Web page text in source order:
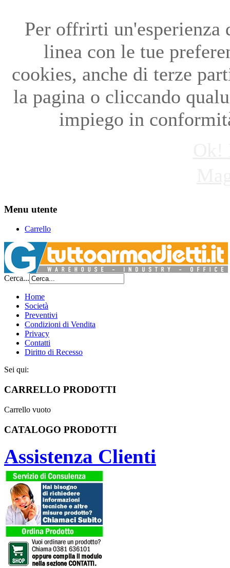
Per offrirti un'esperienza
linea con le tue
cookies, anche di terze
la pagina o cliccando
impiego in
Menu utente
Carrello
Cerca...
Home
Società
Preventivi
Condizioni di Vendita
Privacy
Contatti
Diritto di Recesso
Sei qui:
CARRELLO PRODOTTI
Carrello vuoto
CATALOGO PRODOTTI
Assistenza Clienti